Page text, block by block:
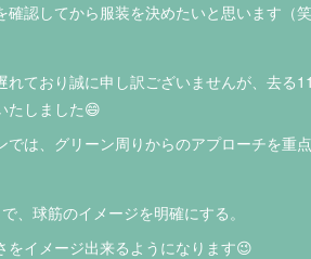
認してから服装を決めたいと思います（笑
れており誠に申し訳ございませんが、去る
たしました😄
では、グリーン周りからのアプローチを重
、球筋のイメージを明確にする。
をイメージ出来るようになります😉